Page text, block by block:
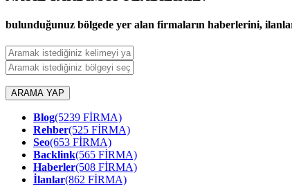
bulunduğunuz bölgede yer alan firmaların haberlerini,
ARAMA YAP
Blog(5239 FİRMA)
Rehber(525 FİRMA)
Seo(653 FİRMA)
Backlink(565 FİRMA)
Haberler(508 FİRMA)
İlanlar(862 FİRMA)